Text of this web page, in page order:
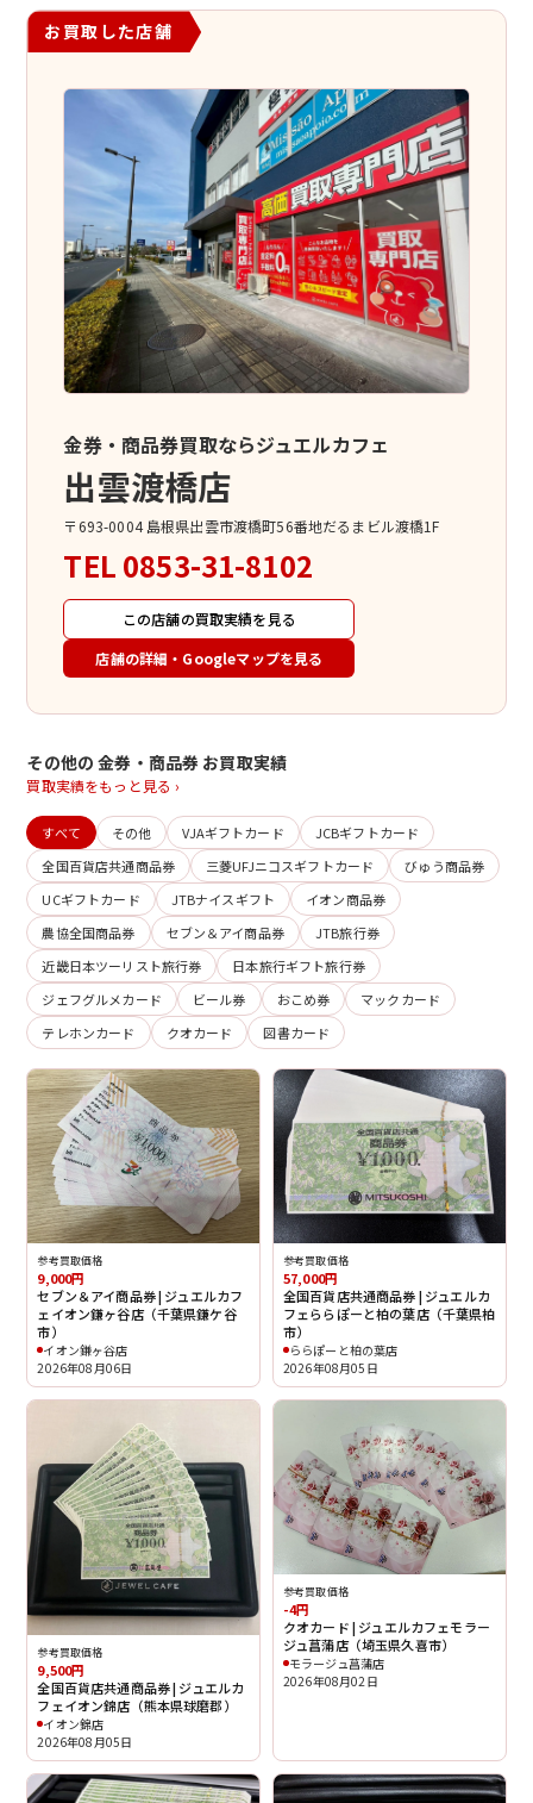
お買取した店舗
金券・商品券買取ならジュエルカフェ
出雲渡橋店
〒693-0004 島根県出雲市渡橋町56番地だるまビル渡橋1F
TEL 0853-31-8102
この店舗の買取実績を見る
店舗の詳細・Googleマップを見る
その他の 金券・商品券 お買取実績
買取実績をもっと見る ›
すべて その他 VJAギフトカード
JCBギフトカード
全国百貨店共通商品券
三菱UFJニコスギフトカード
びゅう商品券
UCギフトカード
JTBナイスギフト
イオン商品券
農協全国商品券
セブン＆アイ商品券
JTB旅行券
近畿日本ツーリスト旅行券
日本旅行ギフト旅行券
ジェフグルメカード
ビール券 おこめ券
マックカード
テレホンカード
クオカード 図書カード
参考買取価格
9,000円
セブン＆アイ商品券 | ジュエルカフ
ェイオン鎌ヶ谷店（千葉県鎌ケ谷
市）
イオン鎌ヶ谷店
2026年08月06日
参考買取価格
57,000円
全国百貨店共通商品券 | ジュエルカ
フェららぽーと柏の葉店（千葉県柏
市）
ららぽーと柏の葉店
2026年08月05日
参考買取価格
9,500円
全国百貨店共通商品券 | ジュエルカ
フェイオン錦店（熊本県球磨郡）
イオン錦店
2026年08月05日
参考買取価格
-4円
クオカード | ジュエルカフェモラー
ジュ菖蒲店（埼玉県久喜市）
モラージュ菖蒲店
2026年08月02日